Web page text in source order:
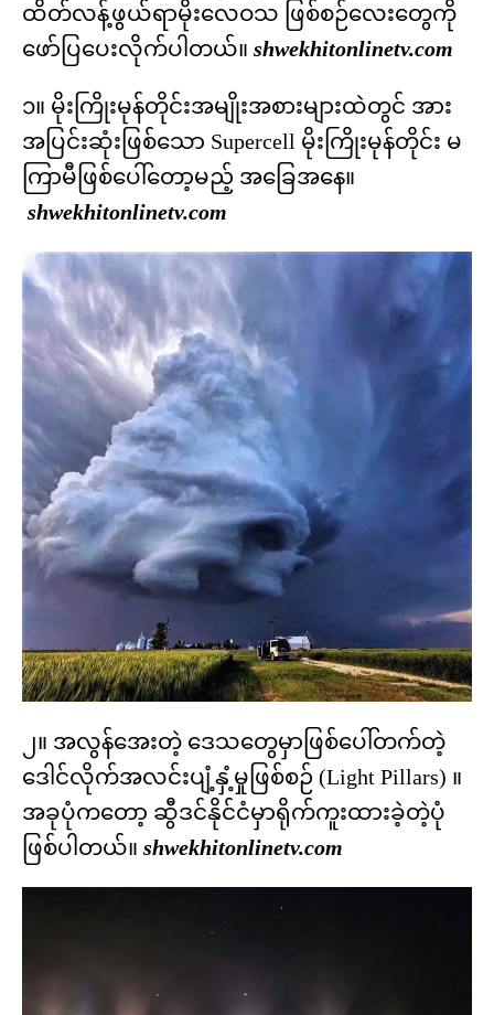
ထိတ်လန့်ဖွယ်ရာမိုးလေဝသ ဖြစ်စဉ်လေးတွေကို
ဖော်ပြပေးလိုက်ပါတယ်။ shwekhitonlinetv.com
၁။ မိုးကြိုးမုန်တိုင်းအမျိုးအစားများထဲတွင် အား
အပြင်းဆုံးဖြစ်သော Supercell မိုးကြိုးမုန်တိုင်း မ
ကြာမီဖြစ်ပေါ်တော့မည့် အခြေအနေ။
shwekhitonlinetv.com
၂။ အလွန်အေးတဲ့ ဒေသတွေမှာဖြစ်ပေါ်တက်တဲ့
ဒေါင်လိုက်အလင်းပျံ့နှံ့မှုဖြစ်စဉ် (Light Pillars) ။
အခုပုံကတော့ ဆွီဒင်နိုင်ငံမှာရိုက်ကူးထားခဲ့တဲ့ပုံ
ဖြစ်ပါတယ်။ shwekhitonlinetv.com